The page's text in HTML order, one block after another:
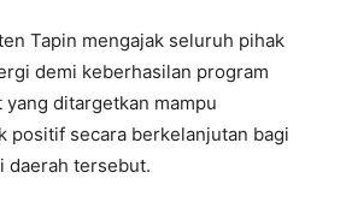
Tapin mengajak seluruh pihak
demi keberhasilan program
yang ditargetkan mampu
positif secara berkelanjutan bagi
daerah tersebut.